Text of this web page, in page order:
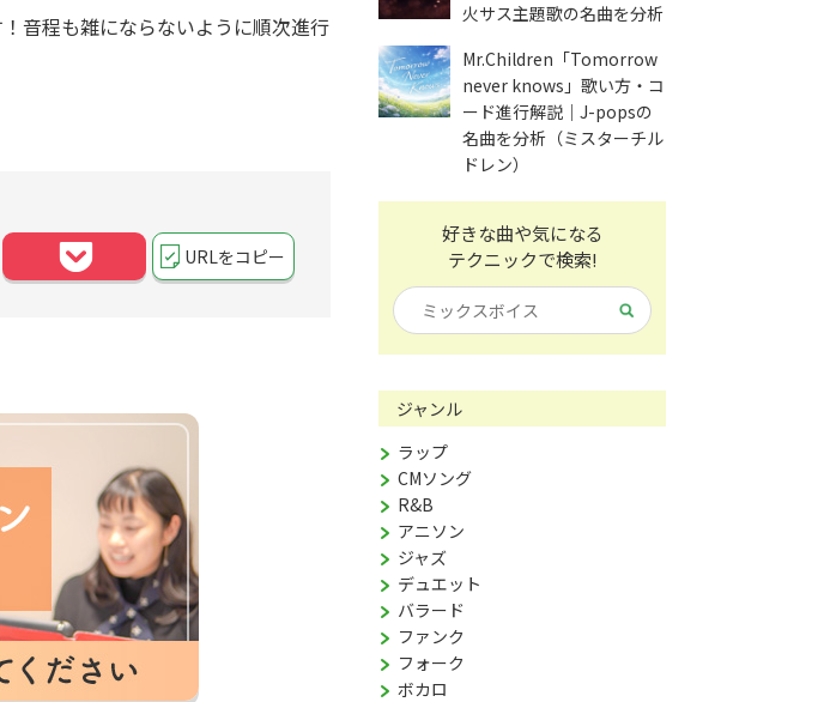
音程も雑にならないように順次進行
URLをコピー
火サス主題歌の名曲を分析
Mr.Children「Tomorrow
never knows」歌い方・コ
ード進行解説｜J-popsの
名曲を分析（ミスターチル
ドレン）
好きな曲や気になる
テクニックで検索!
ジャンル
ラップ
CMソング
R&B
アニソン
ジャズ
デュエット
バラード
ファンク
フォーク
ボカロ